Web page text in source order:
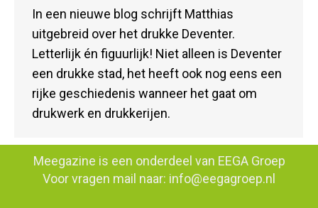
In een nieuwe blog schrijft Matthias
uitgebreid over het drukke Deventer.
Letterlijk én figuurlijk! Niet alleen is Deventer
een drukke stad, het heeft ook nog eens een
rijke geschiedenis wanneer het gaat om
drukwerk en drukkerijen.
Meegazine is een onderdeel van EEGA Groep
Voor vragen mail naar: info@eegagroep.nl